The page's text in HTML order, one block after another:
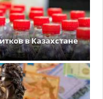
в Казахстане